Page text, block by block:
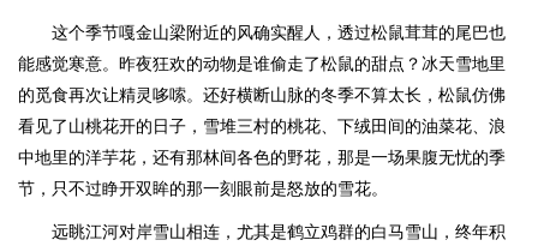
这个季节嘎金山梁附近的风确实醒人，透过松鼠茸茸的尾巴也
能感觉寒意。昨夜狂欢的动物是谁偷走了松鼠的甜点？冰天雪地里
的觅食再次让精灵哆嗦。还好横断山脉的冬季不算太长，松鼠仿佛
看见了山桃花开的日子，雪堆三村的桃花、下绒田间的油菜花、浪
中地里的洋芋花，还有那林间各色的野花，那是一场果腹无忧的季
节，只不过睁开双眸的那一刻眼前是怒放的雪花。
远眺江河对岸雪山相连，尤其是鹤立鸡群的白马雪山，终年积